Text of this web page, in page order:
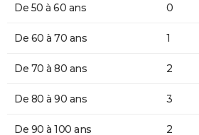
De 50 à 60 ans 0
De 60 à 70 ans 1
De 70 à 80 ans 2
De 80 à 90 ans 3
De 90 à 100 ans 2